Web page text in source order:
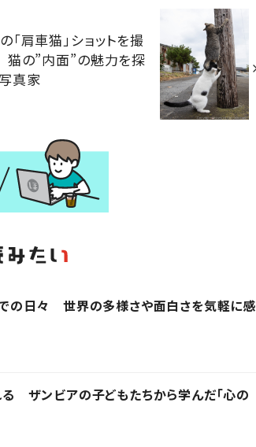
「肩車猫」ショットを撮
の”内面”の魅力を探
真家
での日々 世界の多様さや面白さを気軽に感
ザンビアの子どもたちから学んだ「心の